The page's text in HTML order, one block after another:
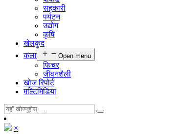
सहकारी
पर्यटन
उद्योग
कृषि
खेलकुद
कला
Open menu
फिचर
जीवनशैली
खोज रिपोर्ट
मल्टिमिडिया
×